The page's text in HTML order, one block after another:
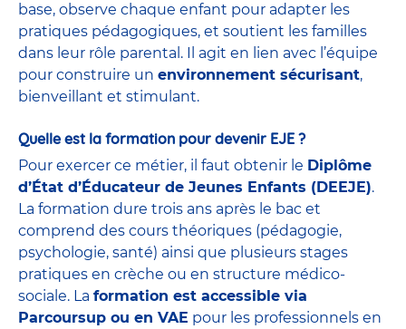
base, observe chaque enfant pour adapter les
pratiques pédagogiques, et soutient les familles
dans leur rôle parental. Il agit en lien avec l’équipe
pour construire un environnement sécurisant,
bienveillant et stimulant.
Quelle est la formation pour devenir EJE ?
Pour exercer ce métier, il faut obtenir le Diplôme
d’État d’Éducateur de Jeunes Enfants (DEEJE).
La formation dure trois ans après le bac et
comprend des cours théoriques (pédagogie,
psychologie, santé) ainsi que plusieurs stages
pratiques en crèche ou en structure médico-
sociale. La formation est accessible via
Parcoursup ou en VAE pour les professionnels en